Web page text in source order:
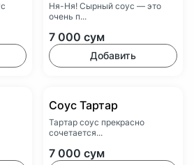
Ня-Ня! Сырный соус — это
очень п...
7 000 сум
Добавить
Соус Тартар
Тартар соус прекрасно
сочетается...
7 000 сум